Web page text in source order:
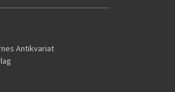
Antikvariat